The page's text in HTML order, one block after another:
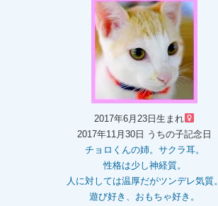
2017年6月23日生まれ
2017年11月30日 うちの子記念日
チョロくんの姉。 サクラ耳。
性格は少し神経質。
人に対しては温厚だがツンデレ気質。
遊び好き、おもちゃ好き。